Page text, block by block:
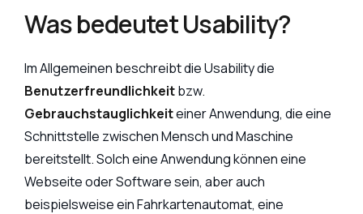
Was bedeutet Usability?
Im Allgemeinen beschreibt die Usability die
Benutzerfreundlichkeitbzw.
Gebrauchstauglichkeiteiner Anwendung, die eine
Schnittstelle zwischen Mensch und Maschine
bereitstellt. Solch eine Anwendung können eine
Webseite oder Software sein, aber auch
beispielsweise ein Fahrkartenautomat, eine